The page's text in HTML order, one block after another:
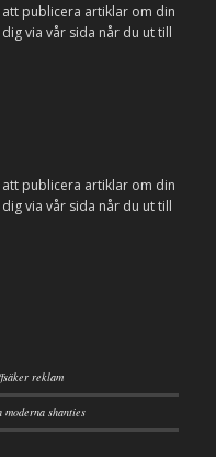
publicera artiklar om din
via vår sida når du ut till
publicera artiklar om din
via vår sida når du ut till
reklam
shanties